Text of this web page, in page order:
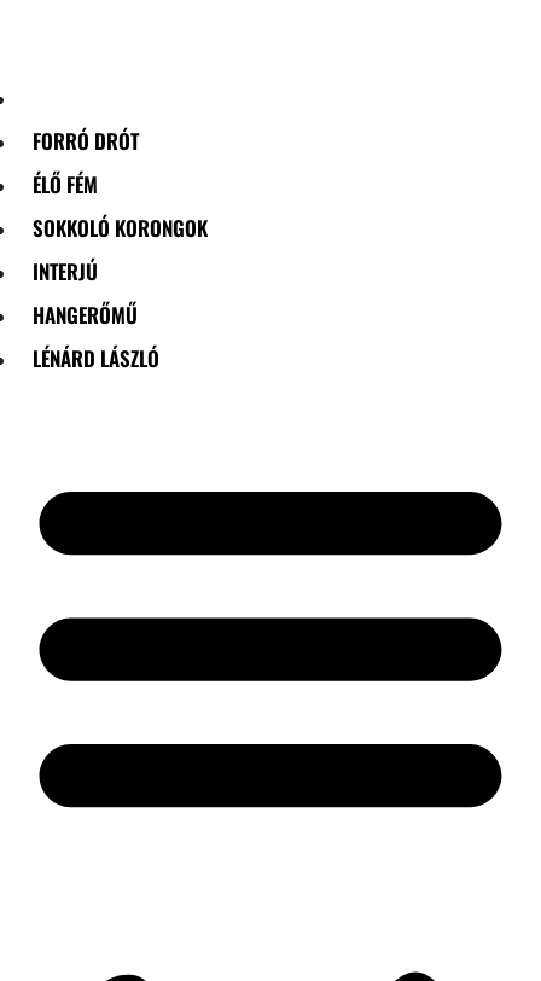
FORRÓ DRÓT
ÉLŐ FÉM
SOKKOLÓ KORONGOK
INTERJÚ
HANGERŐMŰ
LÉNÁRD LÁSZLÓ